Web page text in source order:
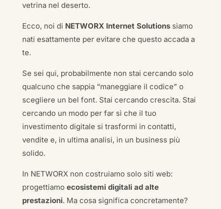
vetrina nel deserto.
Ecco, noi di NETWORX Internet Solutionssiamo
nati esattamente per evitare che questo accada a
te.
Se sei qui, probabilmente non stai cercando solo
qualcuno che sappia “maneggiare il codice” o
scegliere un bel font. Stai cercando crescita. Stai
cercando un modo per far sì che il tuo
investimento digitale si trasformi in contatti,
vendite e, in ultima analisi, in un business più
solido.
In NETWORX non costruiamo solo siti web:
progettiamo ecosistemi digitali ad alte
prestazioni. Ma cosa significa concretamente?